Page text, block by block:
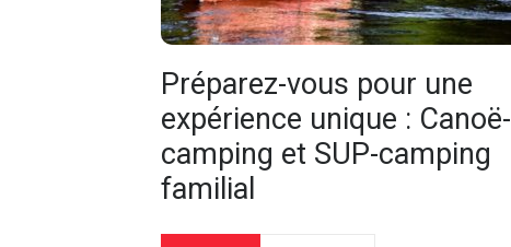
Préparez-vous pour une
expérience unique : Canoë-
camping et SUP-camping
familial